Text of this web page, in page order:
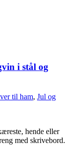
i stål og
til ham, Jul og
hende eller
med skrivebord.